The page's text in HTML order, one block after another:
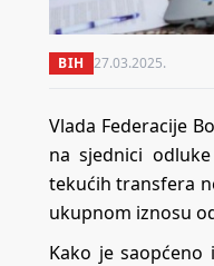
BIH 27.03.2025.
Vlada Federacije
na sjednici
tekućih transfera
ukupnom iznosu
Kako je